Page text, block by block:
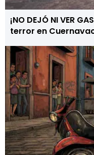
¡NO DEJÓ NI VER
terror en